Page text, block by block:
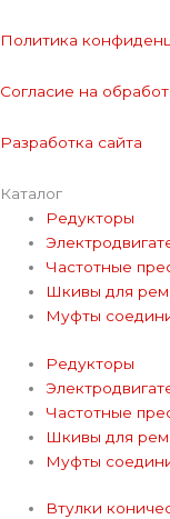
Политика
Согласие на
Разработка сайта
Каталог
Редукторы
Частотные
Шкивы для
Муфты
Редукторы
Частотные
Шкивы для
Муфты
Втулки